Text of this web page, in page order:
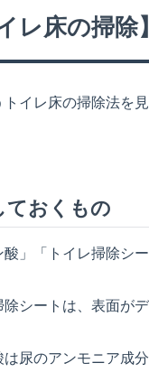
イレ床の掃
イレ床の掃除法を
ておくもの
酸」「トイレ掃除シ
除シートは、表面が
は尿のアンモニア成